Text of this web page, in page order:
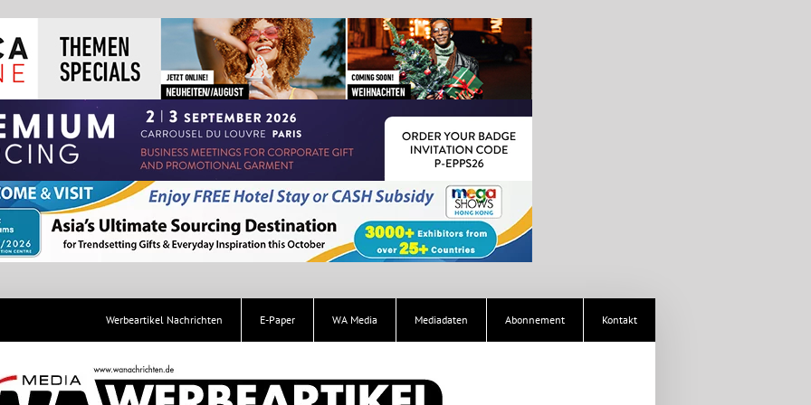
Werbeartikel Nachrichten E-Paper WA Media Mediadaten Abonnement Kontakt